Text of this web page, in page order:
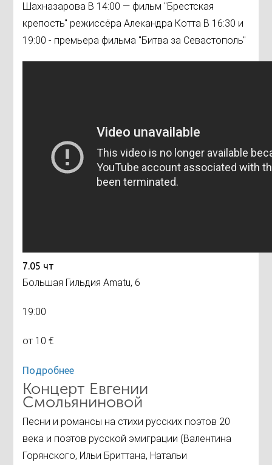
Шахназарова В 14:00 — фильм "Брестская
крепость" режиссёра Алекандра Котта В 16:30 и
19:00 - премьера фильма "Битва за Севастополь"
7.05 чт
Большая Гильдия Amatu, 6
19:00
от 10 €
Подробнее
Концерт Евгении
Смольяниновой
Песни и романсы на стихи русских поэтов 20
века и поэтов русской эмиграции (Валентина
Горянского, Ильи Бриттана, Натальи